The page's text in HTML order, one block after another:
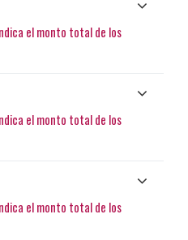
el monto total de los
el monto total de los
el monto total de los